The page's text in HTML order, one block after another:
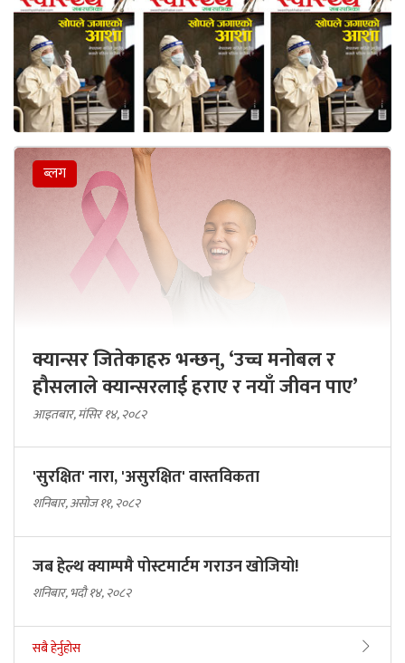
ब्लग
क्यान्सर जितेकाहरु भन्छन्, ‘उच्च मनोबल र
हौसलाले क्यान्सरलाई हराए र नयाँ जीवन पाए’
आइतबार, मंसिर १४, २०८२
'सुरक्षित' नारा, 'असुरक्षित' वास्तविकता
शनिबार, असोज ११, २०८२
जब हेल्थ क्याम्पमै पोस्टमार्टम गराउन खोजियो!
शनिबार, भदौ १४, २०८२
सबै हेर्नुहोस